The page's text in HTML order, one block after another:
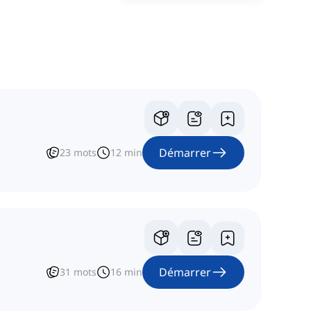
23 mots 12 min Démarrer
31 mots 16 min Démarrer